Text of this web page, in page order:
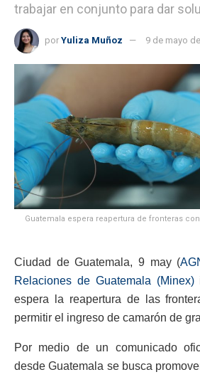
trabajar en conjunto para dar
por Yuliza Muñoz 9 de mayo
Guatemala espera reapertura de fronteras
Ciudad de Guatemala, 9 may (
Relaciones de Guatemala (Minex)
espera la reapertura de las
permitir el ingreso de camarón de
Por medio de un comunicado
desde Guatemala se busca